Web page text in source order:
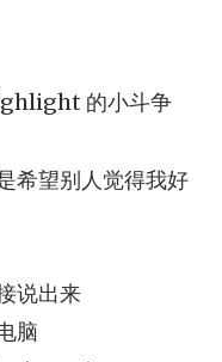
的小斗争
希望别人觉得我好
说出来
脑